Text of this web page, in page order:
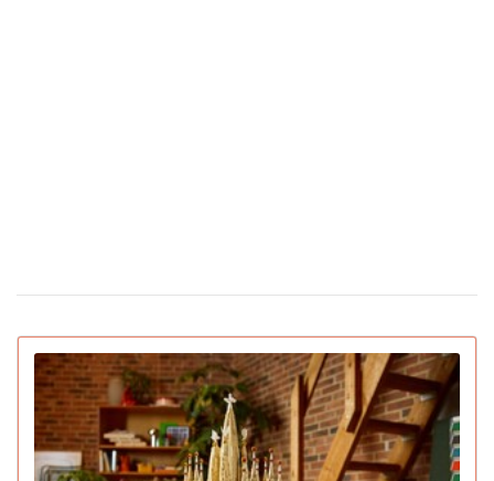
15 умирающих профессий, которым грозит
16 декабря 16:22 Pantone назвал главный цвет 2026 года:
символизирует спокойствие (видео)
17:33 Pornhub подвел итоги года: Украина в топ-20 по
просмотрам
04 декабря 15:38 YouTube объявил итоги 2025 года: лучший